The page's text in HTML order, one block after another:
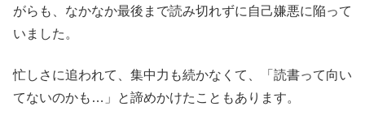
がらも、なかなか最後まで読み切れずに自己嫌悪に陥って
いました。
忙しさに追われて、集中力も続かなくて、「読書って向い
てないのかも…」と諦めかけたこともあります。